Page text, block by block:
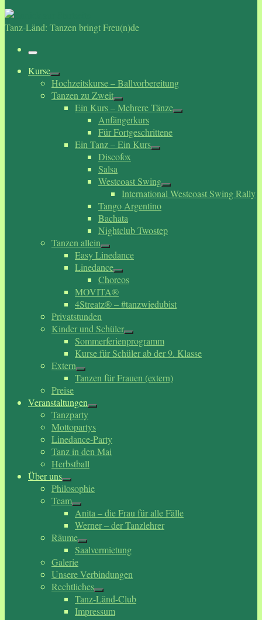
Tanz-Länd: Tanzen bringt Freu(n)de
Menü
Kurse
Hochzeitskurse – Ballvorbereitung
Tanzen zu Zweit
Ein Kurs – Mehrere Tänze
Anfängerkurs
Für Fortgeschrittene
Ein Tanz – Ein Kurs
Discofox
Salsa
Westcoast Swing
International Westcoast Swing Rally
Tango Argentino
Bachata
Nightclub Twostep
Tanzen allein
Easy Linedance
Linedance
Choreos
MOVITA®
4Streatz® – #tanzwiedubist
Privatstunden
Kinder und Schüler
Sommerferienprogramm
Kurse für Schüler ab der 9. Klasse
Extern
Tanzen für Frauen (extern)
Preise
Veranstaltungen
Tanzparty
Mottopartys
Linedance-Party
Tanz in den Mai
Herbstball
Über uns
Philosophie
Team
Anita – die Frau für alle Fälle
Werner – der Tanzlehrer
Räume
Saalvermietung
Galerie
Unsere Verbindungen
Rechtliches
Tanz-Länd-Club
Impressum